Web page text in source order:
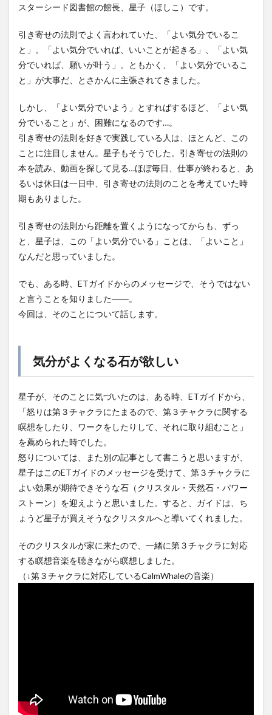
スターシード図書館の館長、星子（ほしこ）です。
引き寄せの法則でよく言われていた、「よい気分でいるこ
と」。「よい気分でいれば、いいことが起きる」、「よい気
分でいれば、願いが叶う」。ともかく、「よい気分でいるこ
と」が大事だ、とさかんに主張されてきました。
しかし、「よい気分でいよう」とすればするほど、「よい気
分でいること」が、困難になるのです…。
引き寄せの法則を好きで実践している人は、ほとんど、この
ことに注目しません。星子もそうでした。引き寄せの法則の
本を読み、動画を探して見る…ほぼ毎日、仕事が終わると、あ
るいは休日は一日中、引き寄せの法則のことを考えていた時
期もありました。
引き寄せの法則から距離を置くようになってからも、ずっ
と、星子は、この「よい気分でいる」ことは、「よいこと」
なんだと思っていました。
でも、ある時、ETガイドからのメッセージで、そうではない
と言うことを知りました――。
今回は、そのことについて話します。
気分がよくなる石が欲しい
星子が、そのことに気づいたのは、ある時、ETガイドから、
「怒りは第３チャクラにたまるので、第３チャクラに関する
瞑想をしたり、ワークをしたりして、それに取り組むこと」
を薦められた時でした。
怒りについては、また別の記事として書こうと思いますが、
星子はこのETガイドのメッセージを受けて、第３チャクラに
よい効果が期待できそうな石（クリスタル・天然石・パワー
ストーン）を迎えようと思いました。すると、ガイドは、ち
ょうど星子が買えそうなクリスタルへと導いてくれました。
そのクリスタルが家に来たので、一緒に第３チャクラに対応
する瞑想音楽を聴きながら瞑想しました。
（↓第３チャクラに対応しているCalmWhaleの音楽）